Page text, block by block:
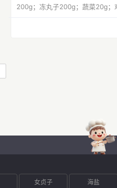
200g；冻丸子200g；蔬菜20g；
皮。2：准备自己喜欢的蔬菜。3
女贞子 海盐